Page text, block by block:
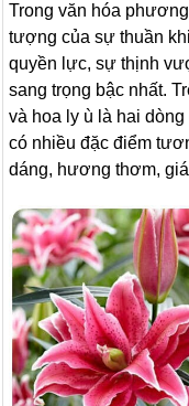
Trong văn hóa
tượng của sự thuần
quyền lực, sự thịnh
sang trọng bậc nhất.
và hoa ly ù là hai
có nhiều đặc điểm
dáng, hương thơm,